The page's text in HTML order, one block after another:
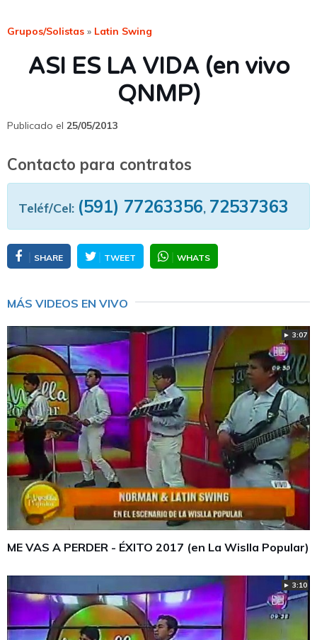
Grupos/Solistas » Latin Swing
ASI ES LA VIDA (en vivo
QNMP)
Publicado el 25/05/2013
Contacto para contratos
Teléf/Cel: (591) 77263356, 72537363
SHARE TWEET WHATS
MÁS VIDEOS EN VIVO
► 3:07
ME VAS A PERDER - ÉXITO 2017 (en La Wislla Popular)
► 3:10